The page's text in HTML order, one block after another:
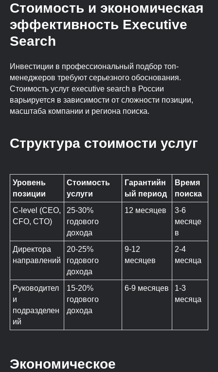
Стоимость и экономическая
эффективность Executive
Search
Инвестиции в профессиональный подбор топ-
менеджеров требуют серьезного обоснования.
Стоимость услуг executive search в России
варьируется в зависимости от сложности позиции,
масштаба компании и региона поиска.
Структура стоимости услуг
Уровень
позиции
Стоимость
услуги
Гарантийн
ый период
Время
поиска
C-level (CEO,
CFO, CTO)
25-30%
годового
дохода
12 месяцев
3-6
месяце
в
Директора
направлений
20-25%
годового
дохода
9-12
месяцев
2-4
месяца
Руководител
и
подразделен
ий
15-20%
годового
дохода
6-9 месяцев
1-3
месяца
Экономическое